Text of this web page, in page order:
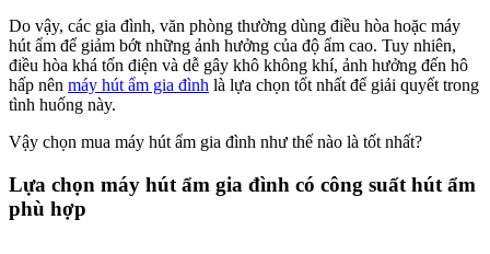
Do vậy, các gia đình, văn phòng thường dùng điều hòa hoặc máy
hút ẩm để giảm bớt những ảnh hưởng của độ ẩm cao. Tuy nhiên,
điều hòa khá tốn điện và dễ gây khô không khí, ảnh hưởng đến hô
hấp nên máy hút ẩm gia đình là lựa chọn tốt nhất để giải quyết trong
tình huống này.
Vậy chọn mua máy hút ẩm gia đình như thế nào là tốt nhất?
Lựa chọn máy hút ẩm gia đình có công suất hút ẩm
phù hợp